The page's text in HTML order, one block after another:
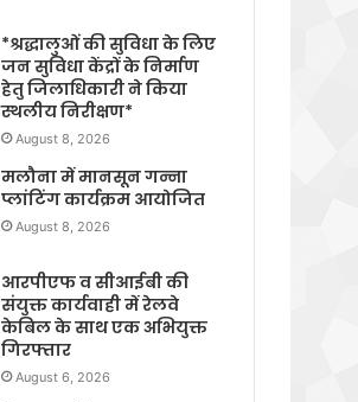
*श्रद्धालुओं की सुविधा के लिए
जन सुविधा केंद्रों के निर्माण
हेतु जिलाधिकारी ने किया
स्थलीय निरीक्षण*
August 8, 2026
मलौना में मानसून गन्ना
प्लांटिंग कार्यक्रम आयोजित
August 8, 2026
आरपीएफ व सीआईबी की
संयुक्त कार्यवाही में रेलवे
केबिल के साथ एक अभियुक्त
गिरफ्तार
August 6, 2026